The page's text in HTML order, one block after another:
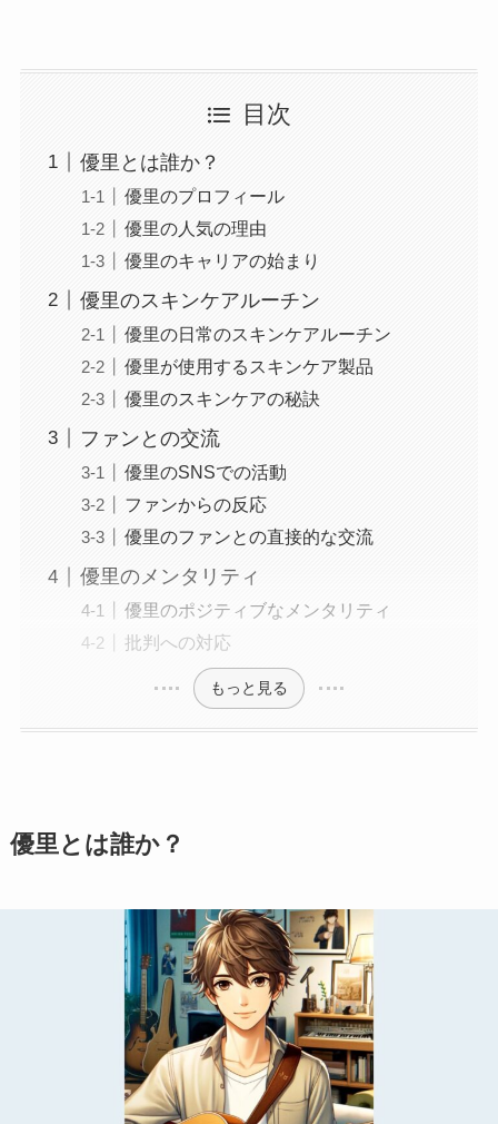
目次
優里とは誰か？
優里のプロフィール
優里の人気の理由
優里のキャリアの始まり
優里のスキンケアルーチン
優里の日常のスキンケアルーチン
優里が使用するスキンケア製品
優里のスキンケアの秘訣
ファンとの交流
優里のSNSでの活動
ファンからの反応
優里のファンとの直接的な交流
優里のメンタリティ
優里のポジティブなメンタリティ
批判への対応
もっと見る
優里とは誰か？